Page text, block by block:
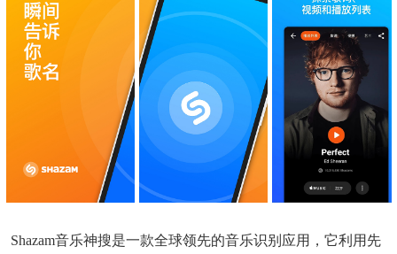
Shazam音乐神搜是一款全球领先的音乐识别应用，它利用先